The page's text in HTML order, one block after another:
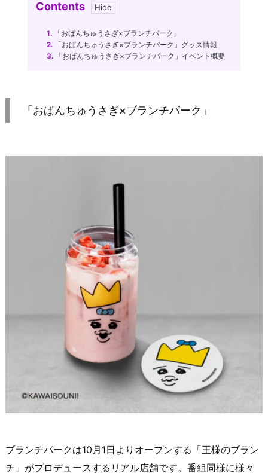
Contents
1. 「おぱんちゅうさぎ×ブランチパーク」
2. 「おぱんちゅうさぎ×ブランチパーク」グッズ情報
3. 「おぱんちゅうさぎ×ブランチパーク」イベント概要
「おぱんちゅうさぎ×ブランチパーク」
ブランチパークは10月1日よりオープンする「王様のブラン
チ」がプロデュースするリアル店舗です。番組同様に様々